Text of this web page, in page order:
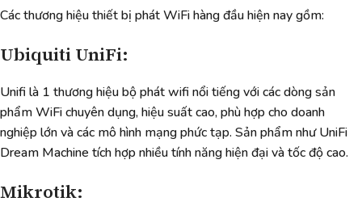
Các thương hiệu thiết bị phát WiFi hàng đầu hiện nay gồm:
Ubiquiti UniFi:
Unifi là 1 thương hiệu bộ phát wifi nổi tiếng với các dòng sản
phẩm WiFi chuyên dụng, hiệu suất cao, phù hợp cho doanh
nghiệp lớn và các mô hình mạng phức tạp. Sản phẩm như UniFi
Dream Machine tích hợp nhiều tính năng hiện đại và tốc độ cao.
Mikrotik: